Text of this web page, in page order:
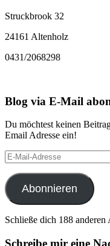
Struckbrook 32
24161 Altenholz
0431/2068298
Blog via E-Mail
Du möchtest keinen
Email Adresse ein!
E-
Mail-
Adresse
Abonnieren
Schließe dich 188 anderen
Schreibe mir eine